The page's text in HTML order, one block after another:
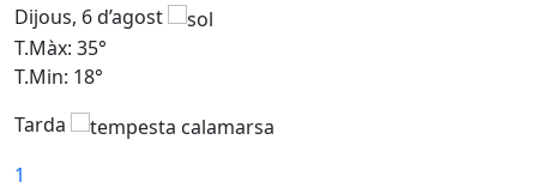
Dijous, 6 d’agost
T.Màx: 35°
T.Min: 18°
Tarda
1